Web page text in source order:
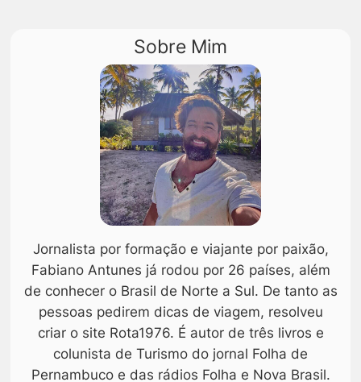
Sobre Mim
Jornalista por formação e viajante por paixão,
Fabiano Antunes já rodou por 26 países, além
de conhecer o Brasil de Norte a Sul. De tanto as
pessoas pedirem dicas de viagem, resolveu
criar o site Rota1976. É autor de três livros e
colunista de Turismo do jornal Folha de
Pernambuco e das rádios Folha e Nova Brasil.